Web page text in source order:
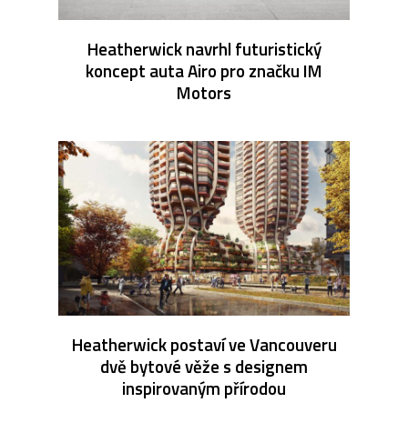
Heatherwick navrhl futuristický
koncept auta Airo pro značku IM
Motors
Heatherwick postaví ve Vancouveru
dvě bytové věže s designem
inspirovaným přírodou